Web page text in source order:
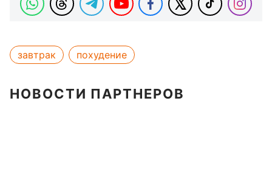
завтрак похудение
НОВОСТИ ПАРТНЕРОВ